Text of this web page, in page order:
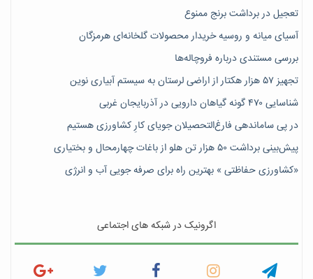
تعجیل در برداشت برنج ممنوع
آسیای میانه و روسیه خریدار محصولات گلخانه‌ای هرمزگان
بررسی مستندی درباره فروچاله‌ها
تجهیز ۵۷ هزار هکتار از اراضی لرستان به سیستم آبیاری نوین
شناسایی ۴۷٠ گونه گیاهان دارویی در آذربایجان غربی
در پی ساماندهی فارغ‌التحصیلان جویای کارِ کشاورزی هستیم
پیش‎‌بینی برداشت ۵۰ هزار تن هلو از باغات چهارمحال و بختیاری
«کشاورزی حفاظتی » بهترین راه برای صرفه جویی آب و انرژی
اگرونیک در شبکه های اجتماعی